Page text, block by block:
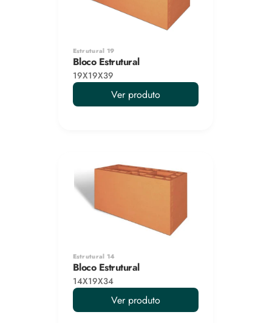
Estrutural 19
Bloco Estrutural
19X19X39
Ver produto
Estrutural 14
Bloco Estrutural
14X19X34
Ver produto